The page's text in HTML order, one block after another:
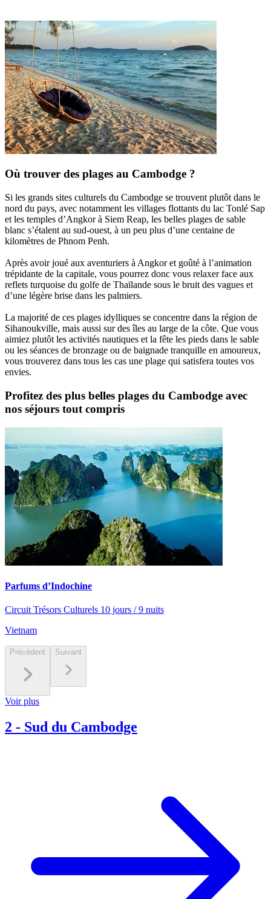
Où trouver des plages au Cambodge ?
Si les grands sites culturels du Cambodge se trouvent plutôt dans le
nord du pays, avec notamment les villages flottants du lac Tonlé Sap
et les temples d’Angkor à Siem Reap, les belles plages de sable
blanc s’étalent au sud-ouest, à un peu plus d’une centaine de
kilomètres de Phnom Penh.
Après avoir joué aux aventuriers à Angkor et goûté à l’animation
trépidante de la capitale, vous pourrez donc vous relaxer face aux
reflets turquoise du golfe de Thaïlande sous le bruit des vagues et
d’une légère brise dans les palmiers.
La majorité de ces plages idylliques se concentre dans la région de
Sihanoukville, mais aussi sur des îles au large de la côte. Que vous
aimiez plutôt les activités nautiques et la fête les pieds dans le sable
ou les séances de bronzage ou de baignade tranquille en amoureux,
vous trouverez dans tous les cas une plage qui satisfera toutes vos
envies.
Profitez des plus belles plages du Cambodge avec
nos séjours tout compris
Parfums d’Indochine
Circuit Trésors Culturels 10 jours / 9 nuits
Vietnam
Précédent Suivant
Voir plus
2 - Sud du Cambodge